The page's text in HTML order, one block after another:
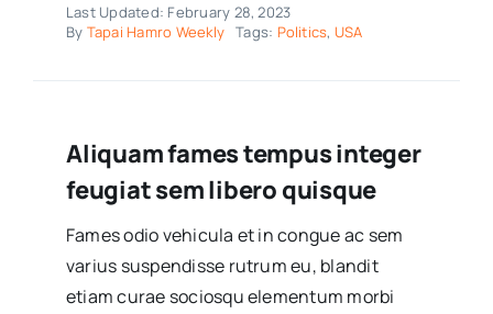
Last Updated: February 28, 2023
By Tapai Hamro Weekly Tags: Politics, USA
Aliquam fames tempus integer
feugiat sem libero quisque
Fames odio vehicula et in congue ac sem
varius suspendisse rutrum eu, blandit
etiam curae sociosqu elementum morbi